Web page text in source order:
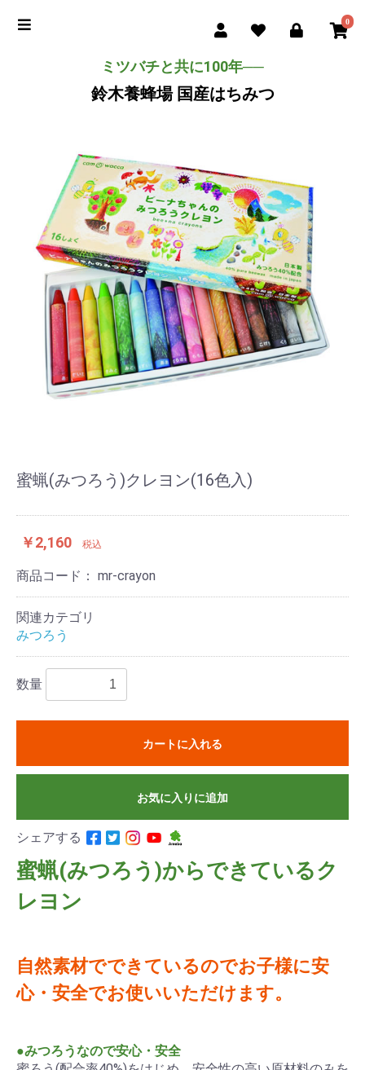
0
ミツバチと共に100年──
鈴木養蜂場 国産はちみつ
蜜蝋(みつろう)クレヨン(16色入)
￥2,160 税込
商品コード： mr-crayon
関連カテゴリ
みつろう
数量
カートに入れる
お気に入りに追加
シェアする
蜜蝋(みつろう)からできているク
レヨン
自然素材でできているのでお子様に安
心・安全でお使いいただけます。
●みつろうなので安心・安全